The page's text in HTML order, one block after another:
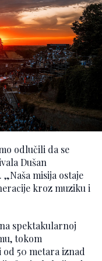
odlučili da se
Dušan
misija ostaje
kroz muziku i
spektakularnoj
tokom
od 50 metara iznad